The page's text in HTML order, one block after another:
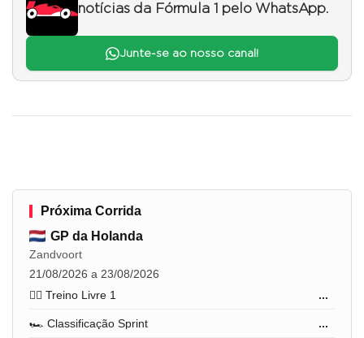
notícias da Fórmula 1 pelo WhatsApp.
Junte-se ao nosso canal!
Próxima Corrida
GP da Holanda
Zandvoort
21/08/2026 a 23/08/2026
🏋️‍♂️ Treino Livre 1
...
🏎️ Classificação Sprint ...